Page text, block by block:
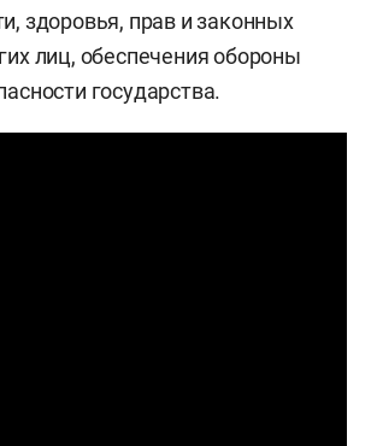
здоровья, прав и законных
лиц, обеспечения обороны
государства.